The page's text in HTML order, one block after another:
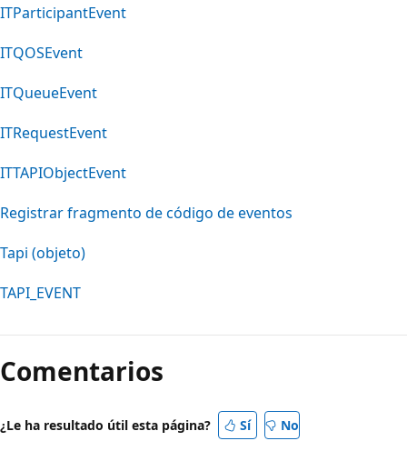
ITParticipantEvent
ITQOSEvent
ITQueueEvent
ITRequestEvent
ITTAPIObjectEvent
Registrar fragmento de código de eventos
Tapi (objeto)
TAPI_EVENT
de
lectura
Comentarios
¿Le ha resultado útil esta página? Sí No